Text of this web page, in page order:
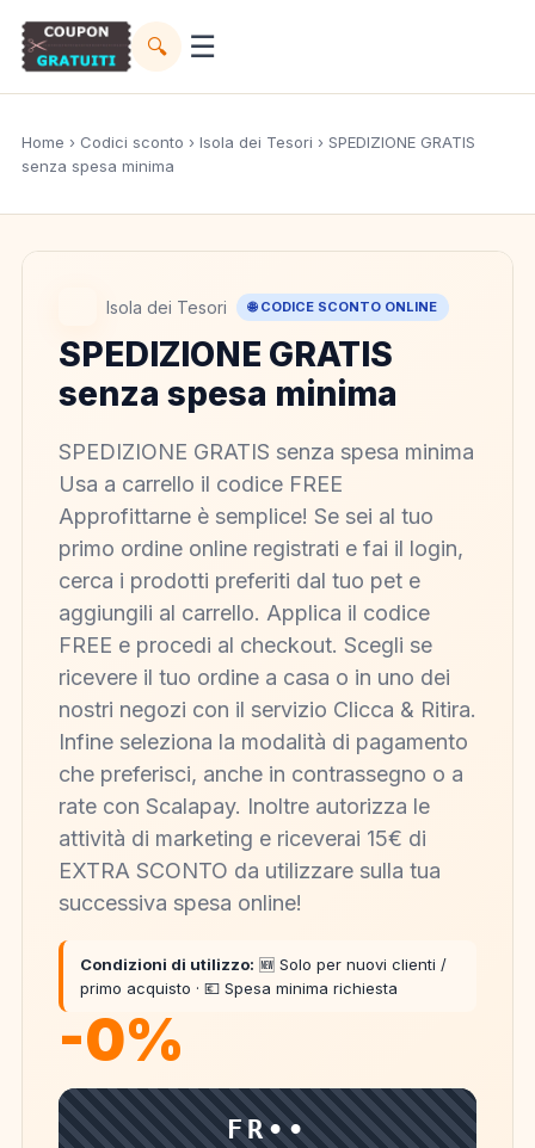
🔍 ☰
Home › Codici sconto › Isola dei Tesori › SPEDIZIONE GRATIS
senza spesa minima
Isola dei Tesori 🌐 CODICE SCONTO ONLINE
SPEDIZIONE GRATIS
senza spesa minima
SPEDIZIONE GRATIS senza spesa minima
Usa a carrello il codice FREE
Approfittarne è semplice! Se sei al tuo
primo ordine online registrati e fai il login,
cerca i prodotti preferiti dal tuo pet e
aggiungili al carrello. Applica il codice
FREE e procedi al checkout. Scegli se
ricevere il tuo ordine a casa o in uno dei
nostri negozi con il servizio Clicca & Ritira.
Infine seleziona la modalità di pagamento
che preferisci, anche in contrassegno o a
rate con Scalapay. Inoltre autorizza le
attività di marketing e riceverai 15€ di
EXTRA SCONTO da utilizzare sulla tua
successiva spesa online!
Condizioni di utilizzo: 🆕 Solo per nuovi clienti /
primo acquisto · 💶 Spesa minima richiesta
-0%
FR••